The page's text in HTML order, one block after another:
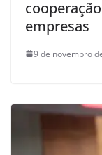
empresas
9 de novembro